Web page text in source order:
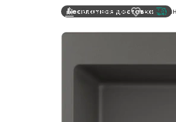
В сравнение В
Бесплатная доставка